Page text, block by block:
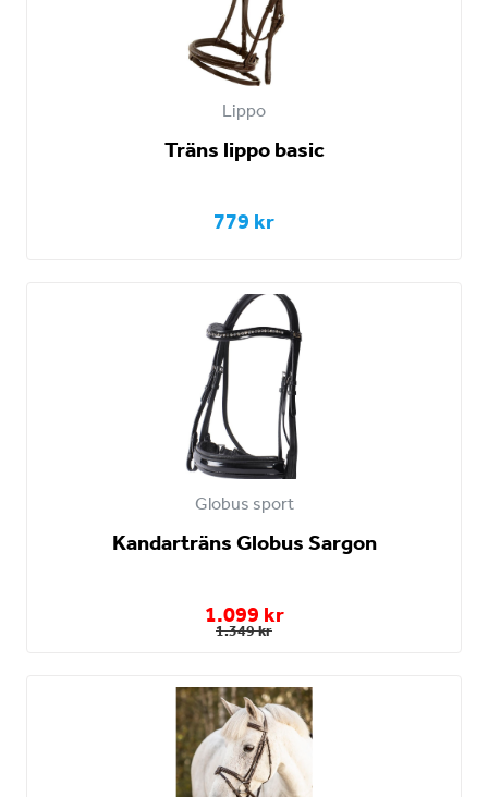
Lippo
Träns lippo basic
779 kr
Globus sport
Kandarträns Globus Sargon
1.099 kr
1.349 kr